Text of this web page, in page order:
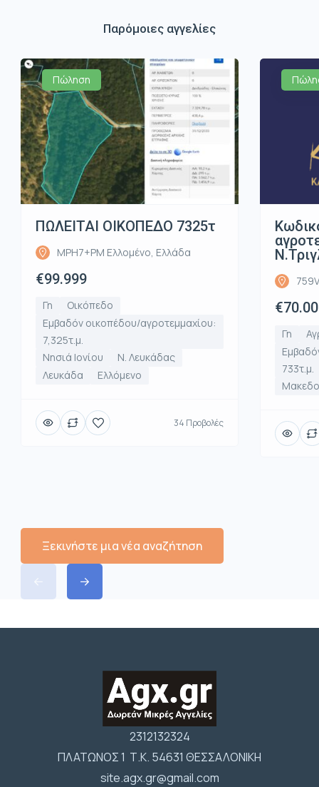
Παρόμοιες αγγελίες
Πώληση
ΠΩΛΕΙΤΑΙ ΟΙΚΟΠΕΔΟ 7325τ
MPH7+PM Ελλομένο, Ελλάδα
€99.999
Γη
Οικόπεδο
Εμβαδόν οικοπέδου/αγροτεμμαχίου:
7,325τ.μ.
Νησιά Ιονίου
Ν. Λευκάδας
Λευκάδα
Ελλόμενο
34 Προβολές
Γη
733τ.μ.
Ξεκινήστε μια νέα αναζήτηση
2312132324
ΠΛΑΤΩΝΟΣ 1 Τ.Κ. 54631 ΘΕΣΣΑΛΟΝΙΚΗ
site.agx.gr@gmail.com